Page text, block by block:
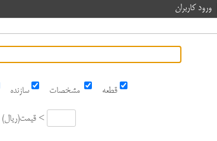
ورود کاربران
سازنده مشخصات قطعه
ریال قیمت <